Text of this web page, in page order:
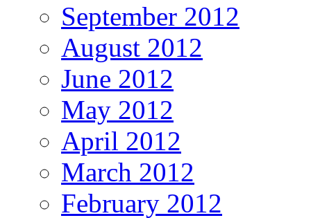
September 2012
August 2012
June 2012
May 2012
April 2012
March 2012
February 2012